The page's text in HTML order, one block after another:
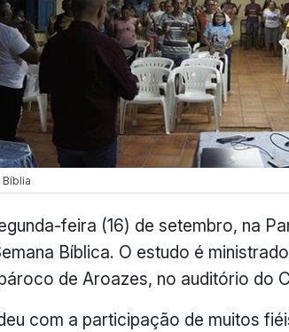
Bíblia
feira (16) de setembro, na
Bíblica. O estudo é
de Aroazes, no auditório do
com a participação de muitos